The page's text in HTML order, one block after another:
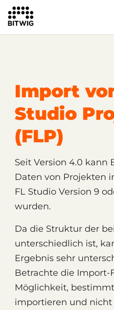
Support
Import
Studio
(FLP)
Seit Version 4.0 kann
Daten von Projekten
FL Studio Version 9
wurden.
Da die Struktur der
unterschiedlich ist,
Ergebnis sehr
Betrachte die Import-
Möglichkeit,
importieren und nicht